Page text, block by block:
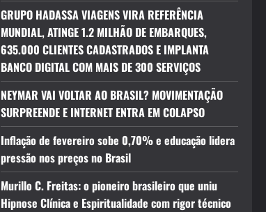
GRUPO HADASSA VIAGENS VIRA REFERÊNCIA
MUNDIAL, ATINGE 1.2 MILHÃO DE EMBARQUES,
635.000 CLIENTES CADASTRADOS E IMPLANTA
BANCO DIGITAL COM MAIS DE 300 SERVIÇOS
NEYMAR VAI VOLTAR AO BRASIL? MOVIMENTAÇÃO
SURPREENDE E INTERNET ENTRA EM COLAPSO
Inflação de fevereiro sobe 0,70% e educação lidera
pressão nos preços no Brasil
Murillo C. Freitas: o pioneiro brasileiro que uniu
Hipnose Clínica e Espiritualidade com rigor técnico